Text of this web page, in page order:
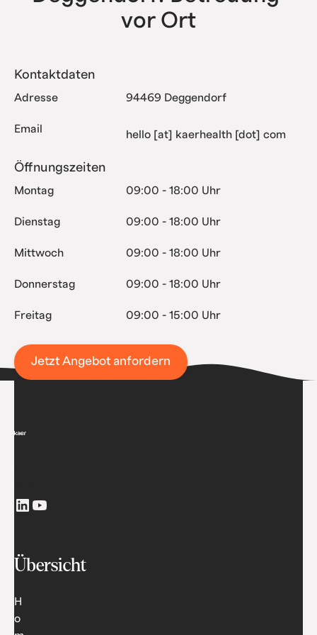
vor Ort
Kontaktdaten
Adresse 94469 Deggendorf
Email hello [at] kaerhealth [dot] com
Öffnungszeiten
Montag 09:00 - 18:00 Uhr
Dienstag 09:00 - 18:00 Uhr
Mittwoch 09:00 - 18:00 Uhr
Donnerstag 09:00 - 18:00 Uhr
Freitag 09:00 - 15:00 Uhr
Jetzt Angebot anfordern
Übersicht
H
o